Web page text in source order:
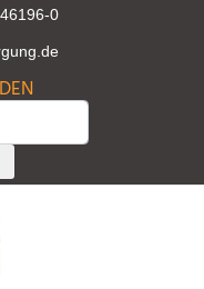
0
e
or more characters for